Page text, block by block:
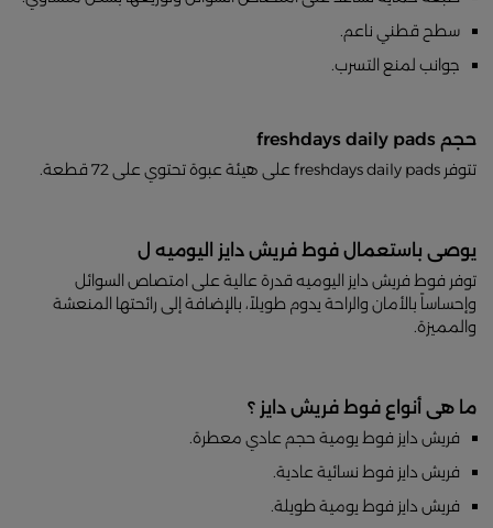
سطح قطني ناعم.
جوانب لمنع التسرب.
حجم freshdays daily pads
تتوفر freshdays daily pads على هيئة عبوة تحتوي على 72 قطعة.
يوصى باستعمال فوط فريش دايز اليوميه ل
توفر فوط فريش دايز اليوميه قدرة عالية على امتصاص السوائل
وإحساساً بالأمان والراحة يدوم طويلاً، بالإضافة إلى رائحتها المنعشة
والمميزة.
ما هى أنواع فوط فريش دايز ؟
فريش دايز فوط يومية حجم عادي معطرة.
فريش دايز فوط نسائية عادية.
فريش دايز فوط يومية طويلة.